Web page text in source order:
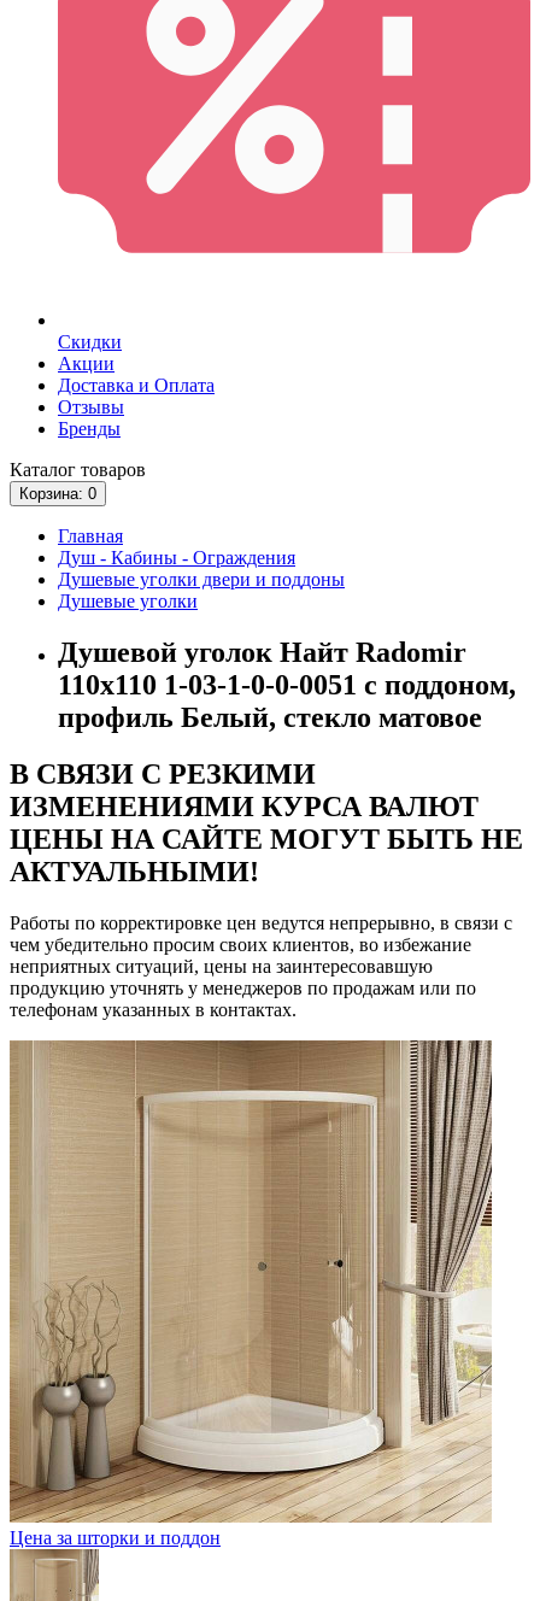
Скидки
Акции
Доставка и Оплата
Отзывы
Бренды
Каталог товаров
Корзина: 0
Главная
Душ - Кабины - Ограждения
Душевые уголки двери и поддоны
Душевые уголки
Душевой уголок Найт Radomir
110x110 1-03-1-0-0-0051 с поддоном,
профиль Белый, стекло матовое
В СВЯЗИ С РЕЗКИМИ
ИЗМЕНЕНИЯМИ КУРСА ВАЛЮТ
ЦЕНЫ НА САЙТЕ МОГУТ БЫТЬ НЕ
АКТУАЛЬНЫМИ!
Работы по корректировке цен ведутся непрерывно, в связи с
чем убедительно просим своих клиентов, во избежание
неприятных ситуаций, цены на заинтересовавшую
продукцию уточнять у менеджеров по продажам или по
телефонам указанных в контактах.
Цена за шторки и поддон